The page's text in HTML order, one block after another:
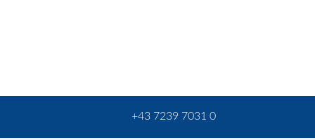
+43 7239 7031 0